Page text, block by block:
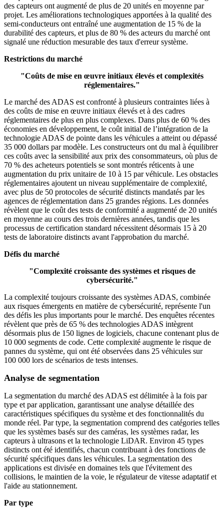
des capteurs ont augmenté de plus de 20 unités en moyenne par
projet. Les améliorations technologiques apportées à la qualité des
semi-conducteurs ont entraîné une augmentation de 15 % de la
durabilité des capteurs, et plus de 80 % des acteurs du marché ont
signalé une réduction mesurable des taux d'erreur système.
Restrictions du marché
"Coûts de mise en œuvre initiaux élevés et complexités
réglementaires."
Le marché des ADAS est confronté à plusieurs contraintes liées à
des coûts de mise en œuvre initiaux élevés et à des cadres
réglementaires de plus en plus complexes. Dans plus de 60 % des
économies en développement, le coût initial de l’intégration de la
technologie ADAS de pointe dans les véhicules a atteint ou dépassé
35 000 dollars par modèle. Les constructeurs ont du mal à équilibrer
ces coûts avec la sensibilité aux prix des consommateurs, où plus de
70 % des acheteurs potentiels se sont montrés réticents à une
augmentation du prix unitaire de 10 à 15 par véhicule. Les obstacles
réglementaires ajoutent un niveau supplémentaire de complexité,
avec plus de 50 protocoles de sécurité distincts mandatés par les
agences de réglementation dans 25 grandes régions. Les données
révèlent que le coût des tests de conformité a augmenté de 20 unités
en moyenne au cours des trois dernières années, tandis que les
processus de certification standard nécessitent désormais 15 à 20
tests de laboratoire distincts avant l'approbation du marché.
Défis du marché
"Complexité croissante des systèmes et risques de
cybersécurité."
La complexité toujours croissante des systèmes ADAS, combinée
aux risques émergents en matière de cybersécurité, représente l'un
des défis les plus importants pour le marché. Des enquêtes récentes
révèlent que près de 65 % des technologies ADAS intègrent
désormais plus de 150 lignes de logiciels, chacune contenant plus de
10 000 segments de code. Cette complexité augmente le risque de
pannes du système, qui ont été observées dans 25 véhicules sur
100 000 lors de scénarios de tests intenses.
Analyse de segmentation
La segmentation du marché des ADAS est délimitée à la fois par
type et par application, garantissant une analyse détaillée des
caractéristiques spécifiques du système et des fonctionnalités du
monde réel. Par type, la segmentation comprend des catégories telles
que les systèmes basés sur des caméras, les systèmes radar, les
capteurs à ultrasons et la technologie LiDAR. Environ 45 types
distincts ont été identifiés, chacun contribuant à des fonctions de
sécurité spécifiques dans les véhicules. La segmentation des
applications est divisée en domaines tels que l'évitement des
collisions, le maintien de la voie, le régulateur de vitesse adaptatif et
l'aide au stationnement.
Par type